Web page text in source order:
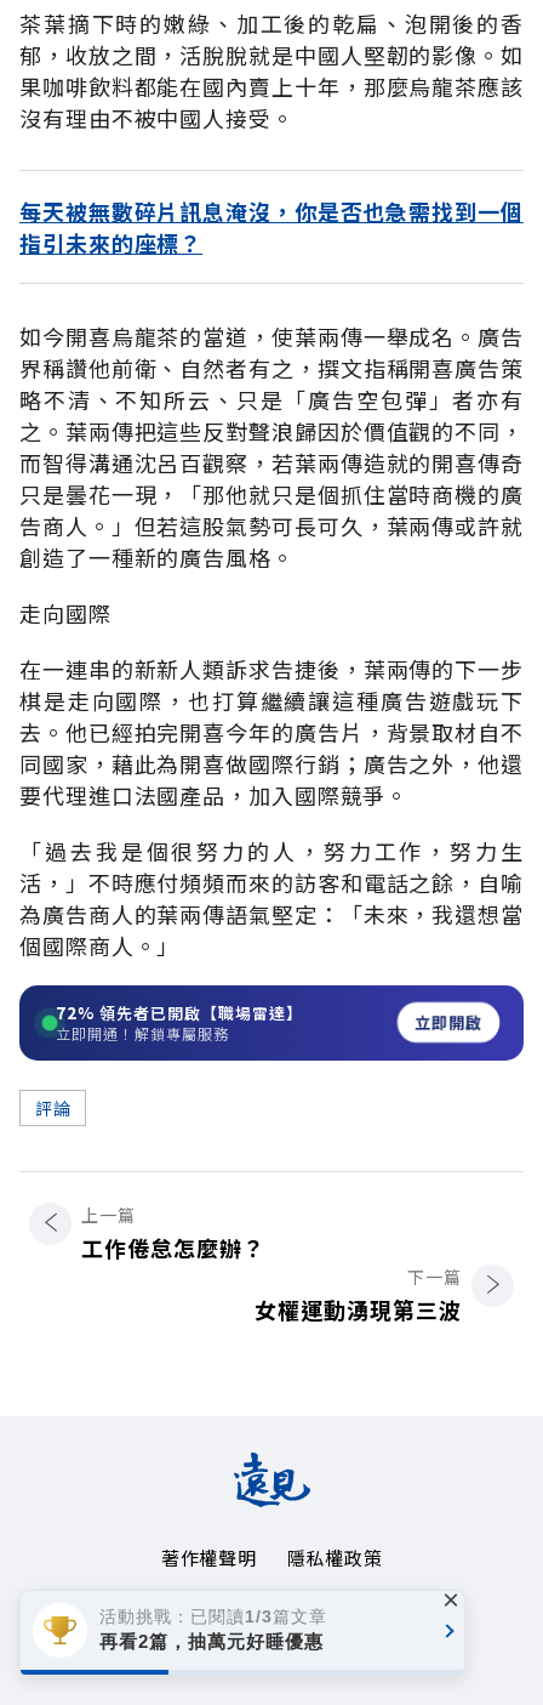
茶葉摘下時的嫩綠、加工後的乾扁、泡開後的香
郁，收放之間，活脫脫就是中國人堅韌的影像。如
果咖啡飲料都能在國內賣上十年，那麼烏龍茶應該
沒有理由不被中國人接受。
每天被無數碎片訊息淹沒，你是否也急需找到一個
指引未來的座標？
如今開喜烏龍茶的當道，使葉兩傳一舉成名。廣告
界稱讚他前衛、自然者有之，撰文指稱開喜廣告策
略不清、不知所云、只是「廣告空包彈」者亦有
之。葉兩傳把這些反對聲浪歸因於價值觀的不同，
而智得溝通沈呂百觀察，若葉兩傳造就的開喜傳奇
只是曇花一現，「那他就只是個抓住當時商機的廣
告商人。」但若這股氣勢可長可久，葉兩傳或許就
創造了一種新的廣告風格。
走向國際
在一連串的新新人類訴求告捷後，葉兩傳的下一步
棋是走向國際，也打算繼續讓這種廣告遊戲玩下
去。他已經拍完開喜今年的廣告片，背景取材自不
同國家，藉此為開喜做國際行銷；廣告之外，他還
要代理進口法國產品，加入國際競爭。
「過去我是個很努力的人，努力工作，努力生
活，」不時應付頻頻而來的訪客和電話之餘，自喻
為廣告商人的葉兩傳語氣堅定：「未來，我還想當
個國際商人。」
72% 領先者已開啟【職場雷達】
立即開通！解鎖專屬服務 立即開啟
評論
上一篇
工作倦怠怎麼辦？
下一篇
女權運動湧現第三波
著作權聲明
隱私權政策
Copyright© 1999~2026
遠見天下文化事業群. All rights reserved.
活動挑戰：已閱讀1/3篇文章
再看2篇，抽萬元好睡優惠
×